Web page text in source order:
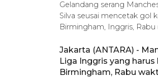
Gelandang serang
Silva seusai mencetak gol
Birmingham, Inggris, Rabu
Jakarta (ANTARA) -
Liga Inggris yang harus
Birmingham, Rabu